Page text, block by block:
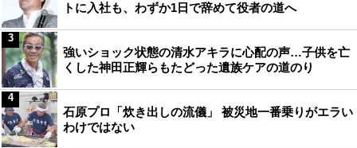
トに入社も、わずか1日で辞めて役者の道へ
強いショック状態の清水アキラに心配の声…子供を亡
くした神田正輝らもたどった遺族ケアの道のり
3
石原プロ「炊き出しの流儀」 被災地一番乗りがエラい
わけではない
4